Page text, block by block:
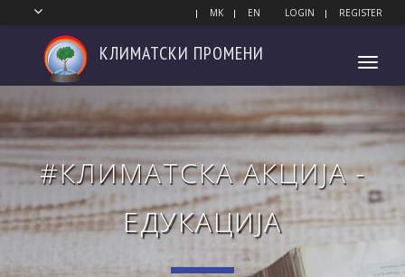
MK EN LOGIN REGISTER
Toggle
КЛИМАТСКИ ПРОМЕНИ
#КЛИМАТСКА АКЦИЈА -
ЕДУКАЦИЈА